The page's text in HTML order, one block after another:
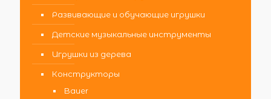
Развивающие и обучающие игрушки
Детские музыкальные инструменты
Игрушки из дерева
Конструкторы
Bauer